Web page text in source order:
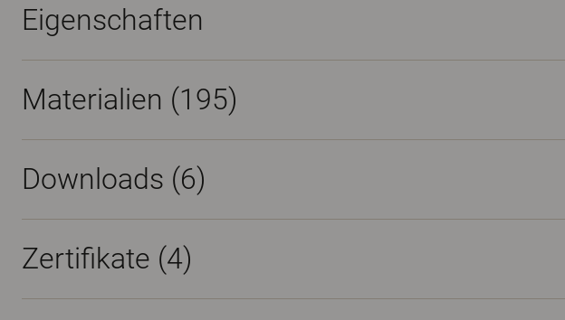
Eigenschaften
Materialien (195)
Downloads (6)
Zertifikate (4)